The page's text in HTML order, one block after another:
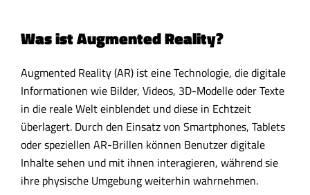
Was ist Augmented Reality?
Augmented Reality (AR) ist eine Technologie, die digitale
Informationen wie Bilder, Videos, 3D-Modelle oder Texte
in die reale Welt einblendet und diese in Echtzeit
überlagert. Durch den Einsatz von Smartphones, Tablets
oder speziellen AR-Brillen können Benutzer digitale
Inhalte sehen und mit ihnen interagieren, während sie
ihre physische Umgebung weiterhin wahrnehmen.